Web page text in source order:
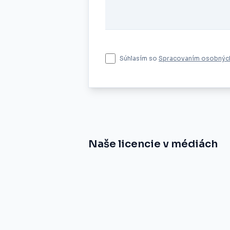
Súhlasím so Spracovaním
Naše licencie v médiách